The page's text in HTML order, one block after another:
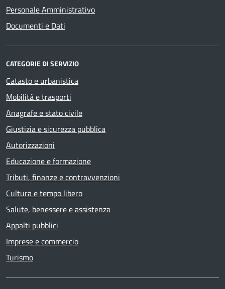
Personale Amministrativo
Documenti e Dati
CATEGORIE DI SERVIZIO
Catasto e urbanistica
Mobilità e trasporti
Anagrafe e stato civile
Giustizia e sicurezza pubblica
Autorizzazioni
Educazione e formazione
Tributi, finanze e contravvenzioni
Cultura e tempo libero
Salute, benessere e assistenza
Appalti pubblici
Imprese e commercio
Turismo